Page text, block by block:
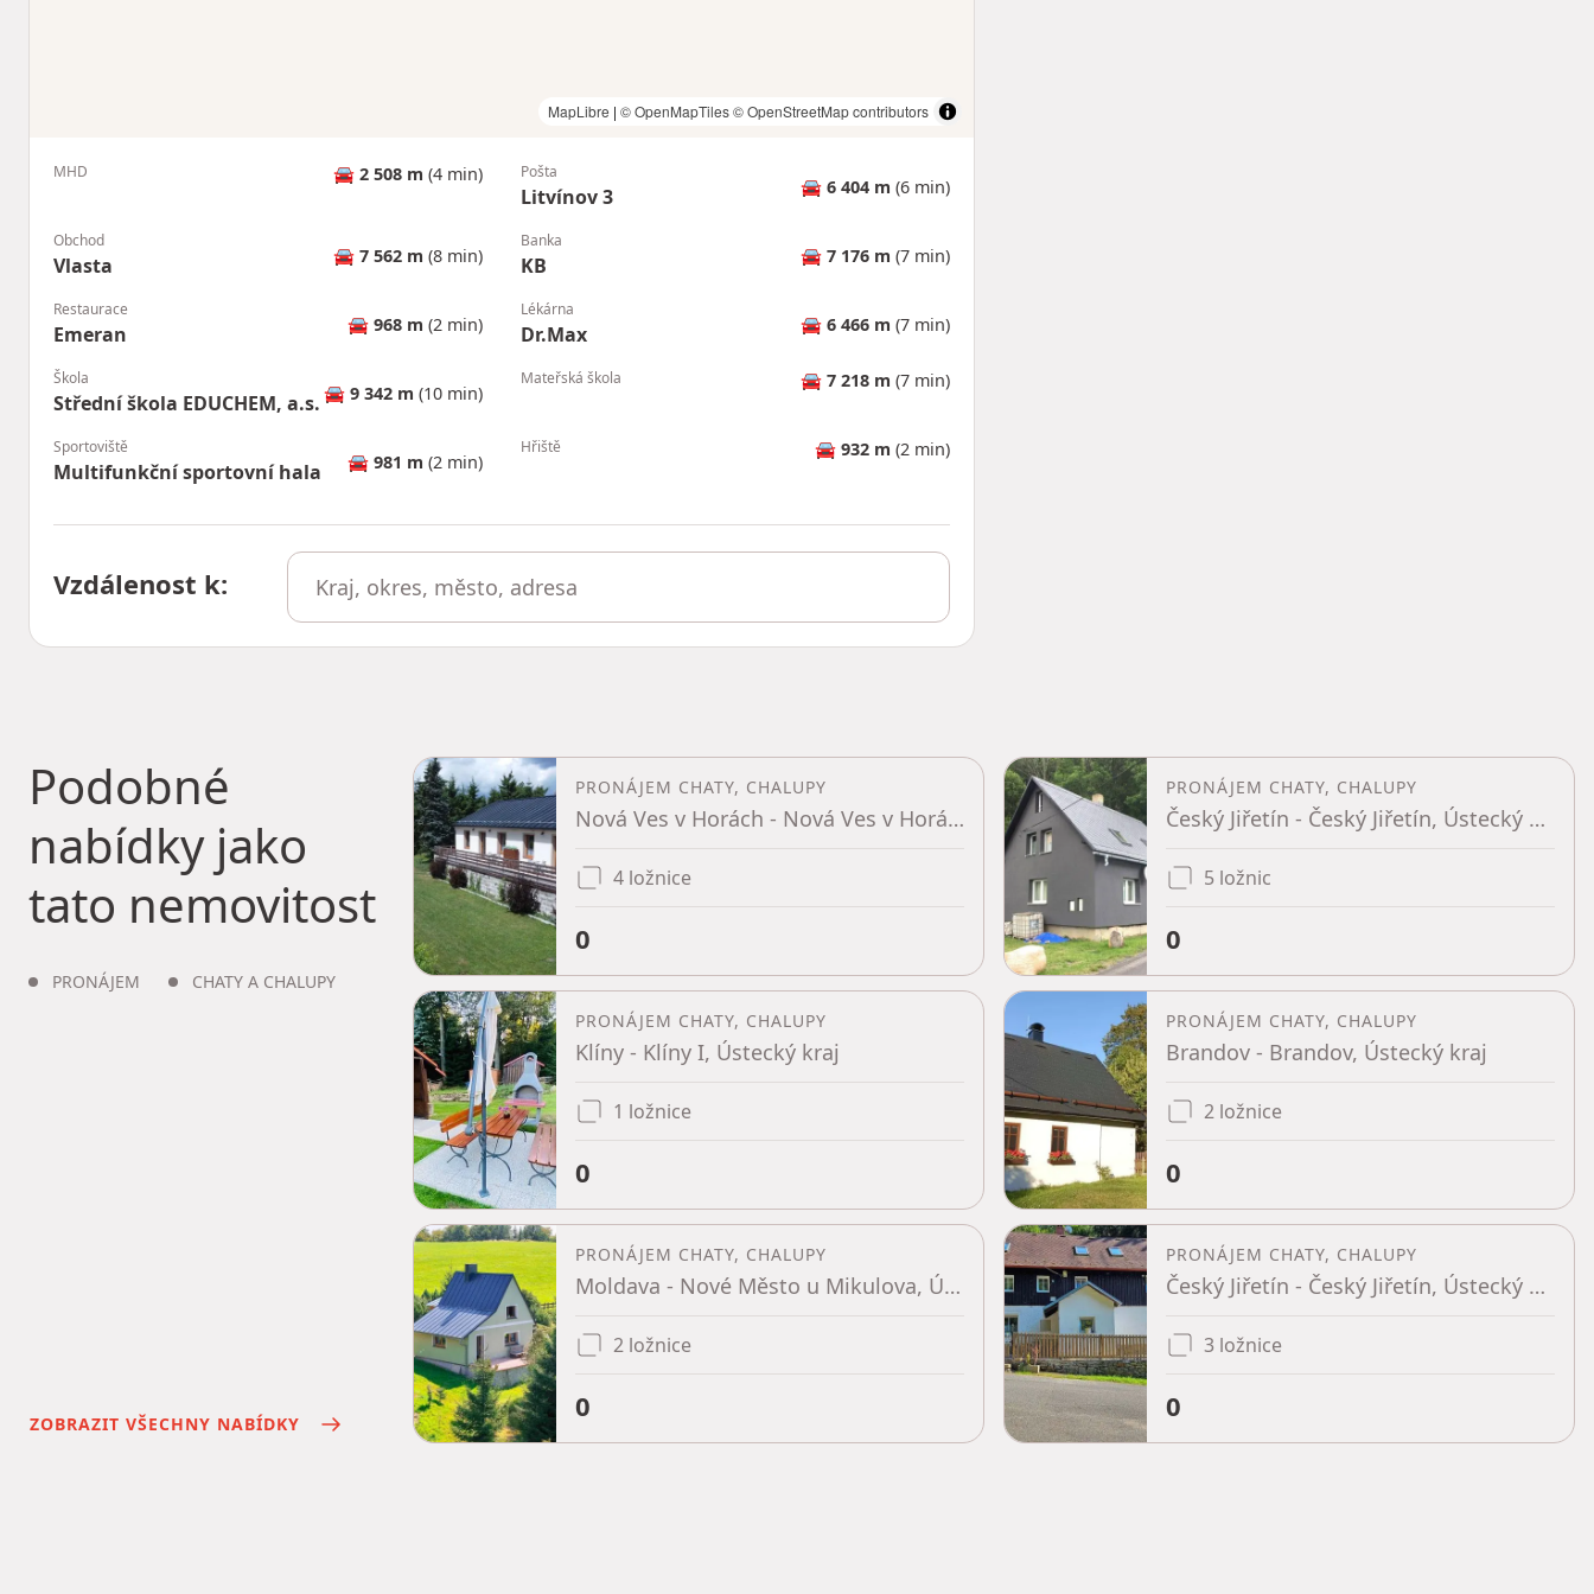
MapLibre | © OpenMapTiles© OpenStreetMap contributors
MHD 🚘 2 508 m (4 min) Pošta
Litvínov 3 🚘 6 404 m (6 min)
Obchod
Vlasta 🚘 7 562 m (8 min)
Banka
KB 🚘 7 176 m (7 min)
Restaurace
Emeran 🚘 968 m (2 min)
Lékárna
Dr.Max 🚘 6 466 m (7 min)
Škola
Střední škola EDUCHEM, a.s. 🚘 9 342 m (10 min)
Mateřská škola 🚘 7 218 m (7 min)
Sportoviště
Multifunkční sportovní hala 🚘 981 m (2 min)
Hřiště 🚘 932 m (2 min)
Vzdálenost k:
Podobné
nabídky jako
tato nemovitost
PRONÁJEM CHATY A CHALUPY
ZOBRAZIT VŠECHNY NABÍDKY
PRONÁJEM CHATY, CHALUPY
Nová Ves v Horách - Nová Ves v Horách, Ústecký kraj
4 ložnice
0
PRONÁJEM CHATY, CHALUPY
Český Jiřetín - Český Jiřetín, Ústecký kraj
5 ložnic
0
PRONÁJEM CHATY, CHALUPY
Klíny - Klíny I, Ústecký kraj
1 ložnice
0
PRONÁJEM CHATY, CHALUPY
Brandov - Brandov, Ústecký kraj
2 ložnice
0
PRONÁJEM CHATY, CHALUPY
Moldava - Nové Město u Mikulova, Ústecký kraj
2 ložnice
0
PRONÁJEM CHATY, CHALUPY
Český Jiřetín - Český Jiřetín, Ústecký kraj
3 ložnice
0